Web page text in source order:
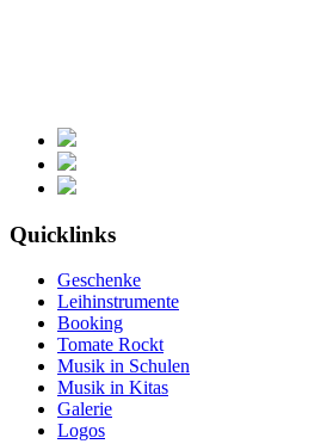
Quicklinks
Geschenke
Leihinstrumente
Booking
Tomate Rockt
Musik in Schulen
Musik in Kitas
Galerie
Logos